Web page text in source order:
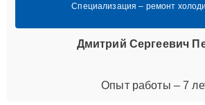
Специализация – ремонт
Дмитрий Сергеевич
Опыт работы – 7